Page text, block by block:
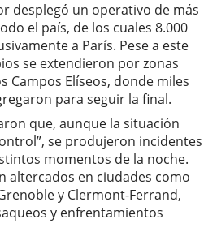
desplegó un operativo de más
el país, de los cuales 8.000
a París. Pese a este
se extendieron por zonas
Campos Elíseos, donde miles
para seguir la final.
que, aunque la situación
se produjeron incidentes
momentos de la noche.
altercados en ciudades como
y Clermont-Ferrand,
y enfrentamientos